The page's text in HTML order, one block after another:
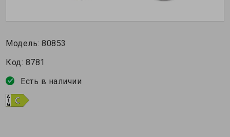
Модель:80853
Код: 8781
Есть в наличии